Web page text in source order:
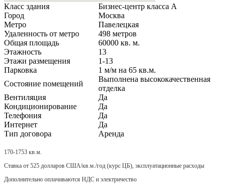
Класс здания
Бизнес-центр класса А
Город
Москва
Метро
Павелецкая
Удаленность от метро
498 метров
Общая площадь
60000 кв. м.
Этажность
13
Этажи размещения
1-13
Парковка
1 м/м на 65 кв.м.
Состояние помещений
Выполнена высококачественная
отделка
Вентиляция
Да
Кондиционирование
Да
Телефония
Да
Интернет
Да
Тип договора
Аренда
170-1753 кв.м.
Ставка от 525 долларов США/кв.м./год (курс ЦБ), эксплуатационные расходы
Дополнительно оплачиваются НДС и электричество